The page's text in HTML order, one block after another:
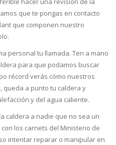
que te pongas en contacto
que componen nuestro
personal tu llamada. Ten a mano
para que podamos buscar
récord verás cómo nuestros
queda a punto tu caldera y
y del agua caliente.
caldera a nadie que no sea un
los carnets del Ministerio de
intentar reparar o manipular en